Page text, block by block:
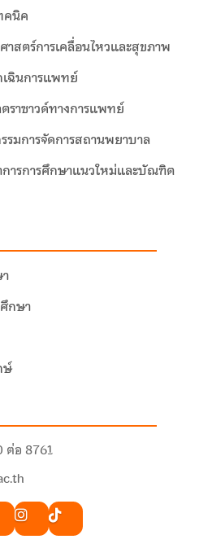
คนิค
าสตร์การเคลื่อนไหวและสุขภาพ
เฉินการแพทย์
ราซาวด์ทางการแพทย์
รมการจัดการสถานพยาบาล
การการศึกษาแนวใหม่และบัณฑิต
กษา
ษ์
อ 8761